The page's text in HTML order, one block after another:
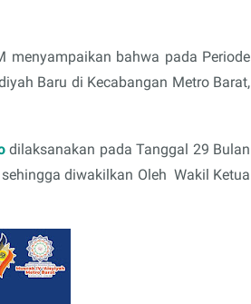
menyampaikan bahwa pada Periode
Baru di Kecabangan Metro Barat,
dilaksanakan pada Tanggal 29 Bulan
diwakilkan Oleh Wakil Ketua